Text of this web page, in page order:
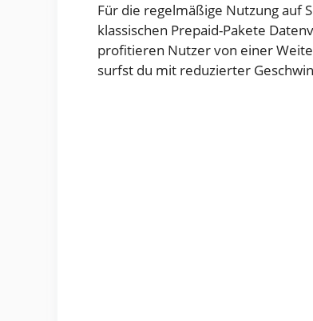
Für die regelmäßige Nutzung auf
klassischen Prepaid-Pakete
profitieren Nutzer von einer
surfst du mit reduzierter